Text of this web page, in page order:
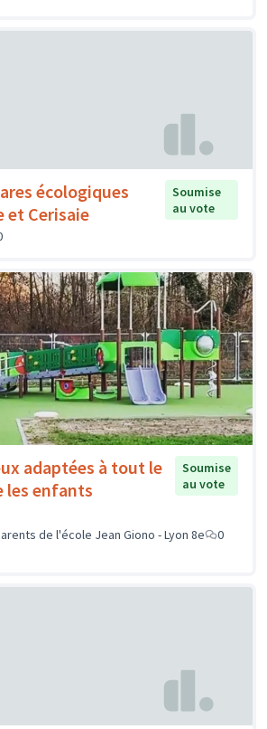
écologiques
et Cerisaie
Soumise
au vote
adaptées à tout le
les enfants
Soumise
au vote
de l'école Jean Giono - Lyon 8e
0